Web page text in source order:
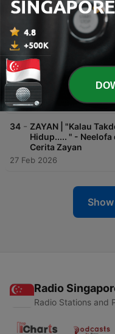
ZAYAN | "Jauh Aku
- YB Senator
Cerita Zayan
20 Mar 2026
35 - ZAYAN | "Buta Ini
Masitah Mohd
19 Mar 2026
34 - ZAYAN | "Kalau
Hidup..... " -
Cerita Zayan
27 Feb 2026
Radio
Radio Stations and